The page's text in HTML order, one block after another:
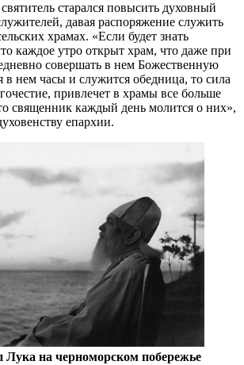
старался повысить духовный
давая распоряжение служить
храмах. «Если будет знать
каждое утро открыт храм, что даже при
совершать в нем Божественную
в нем часы и служится обедница, то сила
привлечет в храмы все больше
священник каждый день молится о них»,
епархии.
Лука на черноморском побережье